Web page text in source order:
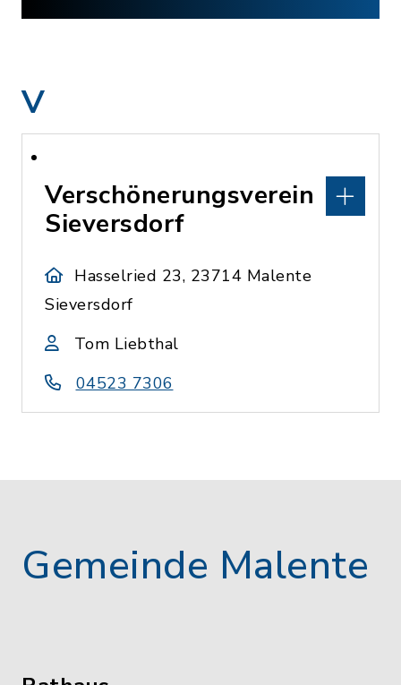
V
Verschönerungsverein
Sieversdorf
Hasselried 23, 23714 Malente
Sieversdorf
Tom Liebthal
04523 7306
Gemeinde Malente